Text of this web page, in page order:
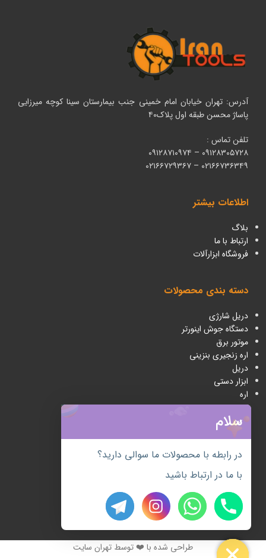
آدرس: تهران خیابان امام خمینی جنب بیمارستان سینا کوچه میرزایی
پاساژ محسن طبقه اول پلاک۴۰
تلفن تماس :
۰۹۱۲۸۳۰۵۷۲۸ – ۰۹۱۲۸۷۱۰۹۷۴
۰۲۱۶۶۷۳۶۳۴۹ – ۰۲۱۶۶۷۲۹۳۶۷
اطلاعات بیشتر
بلاگ
ارتباط با ما
فروشگاه ابزارآلات
دسته بندی محصولات
دریل شارژی
دستگاه جوش اینورتر
موتور برق
اره زنجیری بنزینی
دریل
ابزار دستی
اره
نمادهای سایت
طراحی شده با ❤️ توسط تهران سایت
Hide
chaty
سلام
در رابطه با محصولات ما سوالی دارید؟
با ما در ارتباط باشید